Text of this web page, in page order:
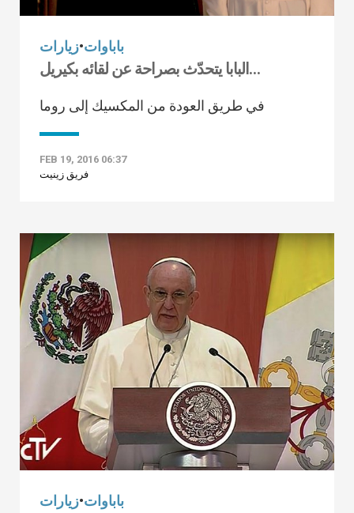
باباوات•زيارات
البابا يتحدّث بصراحة عن لقائه بكيريل…
في طريق العودة من المكسيك إلى روما
FEB 19, 2016 06:37
فريق زينيت
باباوات•زيارات